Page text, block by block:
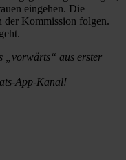
eingehen. Die
der Kommission folgen.
„vorwärts“ aus erster
App-Kanal!